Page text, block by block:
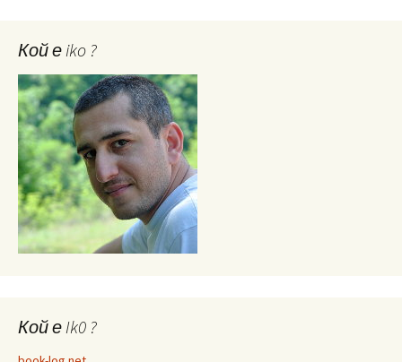
Кой е iko ?
Кой е Ik0 ?